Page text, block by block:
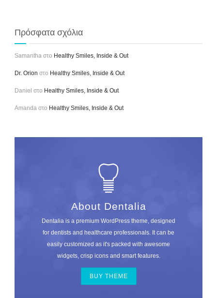
Πρόσφατα σχόλια
Samantha στο Healthy Smiles, Inside & Out
Dr. Orion στο Healthy Smiles, Inside & Out
Daniel στο Healthy Smiles, Inside & Out
Amanda στο Healthy Smiles, Inside & Out
About Dentalia
Dentalia is a premium WordPress theme, designed
for dentists and healthcare professionals. It can be
easily customized as it's packed with awesome
widgets, crisp icons and smart features.
BUY THEME